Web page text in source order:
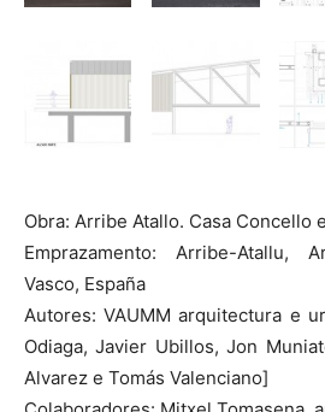
Obra: Arribe Atallo. Casa Concello
Emprazamento: Arribe-Atallu,
Vasco, España
Autores: VAUMM arquitectura e
Odiaga, Javier Ubillos, Jon
Alvarez e Tomás Valenciano]